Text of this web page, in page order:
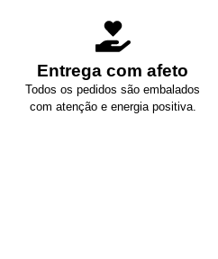
Entrega com afeto
Todos os pedidos são embalados
com atenção e energia positiva.